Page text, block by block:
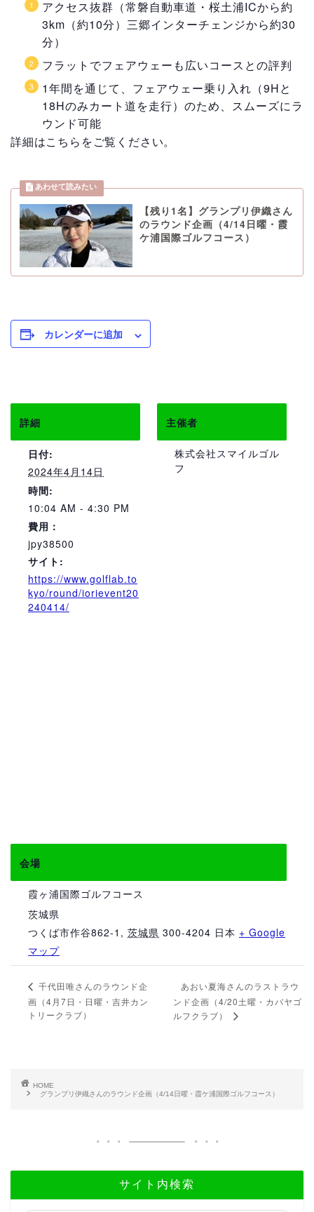
アクセス抜群（常磐自動車道・桜土浦ICから約
3km（約10分）三郷インターチェンジから約30
分）
フラットでフェアウェーも広いコースとの評判
1年間を通じて、フェアウェー乗り入れ（9Hと
18Hのみカート道を走行）のため、スムーズにラ
ウンド可能
詳細はこちらをご覧ください。
【残り1名】グランプリ伊織さん
のラウンド企画（4/14日曜・霞
ケ浦国際ゴルフコース）
カレンダーに追加
詳細
日付:
2024年4月14日
時間:
10:04 AM - 4:30 PM
費用：
jpy38500
サイト:
https://www.golflab.to
kyo/round/iorievent20
240414/
主催者
株式会社スマイルゴル
フ
会場
霞ヶ浦国際ゴルフコース
茨城県
つくば市作谷862-1 , 茨城県 300-4204 日本 + Google
マップ
千代田唯さんのラウンド企
画（4月7日・日曜・吉井カン
トリークラブ）
あおい夏海さんのラストラウ
ンド企画（4/20土曜・カバヤゴ
ルフクラブ）
HOME
グランプリ伊織さんのラウンド企画（4/14日曜・霞ケ浦国際ゴルフコース）
サイト内検索